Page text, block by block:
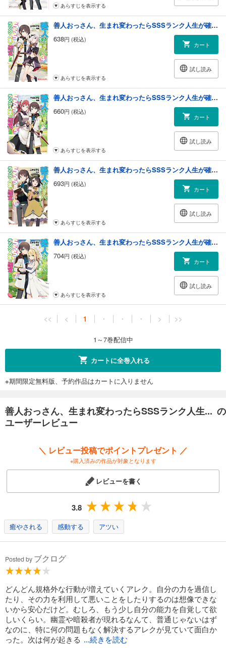
あらすじを表示する
善人おっさん、生まれ変わったらSSSランク人生が確定した 4
638円 (税込)
カート
試し読み
あらすじを表示する
善人おっさん、生まれ変わったらSSSランク人生が確定した 5
660円 (税込)
カート
試し読み
あらすじを表示する
善人おっさん、生まれ変わったらSSSランク人生が確定した 6
693円 (税込)
カート
試し読み
あらすじを表示する
善人おっさん、生まれ変わったらSSSランク人生が確定した 7
704円 (税込)
カート
試し読み
あらすじを表示する
<< < 1 ・ ・ ・ > >>
1～7巻配信中
カートに全巻入れる
※期間限定無料版、予約作品はカートに入りません
善人おっさん、生まれ変わったらSSSランク人生... の
ユーザーレビュー
＼ レビュー投稿でポイントプレゼント ／
※購入済みの作品が対象となります
レビューを書く
3.8
癒やされる 感動する アツい
Posted by ブクログ
どんどん規格外な行動が増えていくアレク。自分の力を過信し
たり、その力を利用して悪いことをしたりするのは想像できな
いから安心だけど。むしろ、もう少し自分の能力を自覚して欲
しいくらい。幽霊や暗殺者が現れるなんて、普通じゃないはず
なのに、特に何の問題もなく解決するアレクが見ていて面白か
った。次は何が起きる ...続きを読む